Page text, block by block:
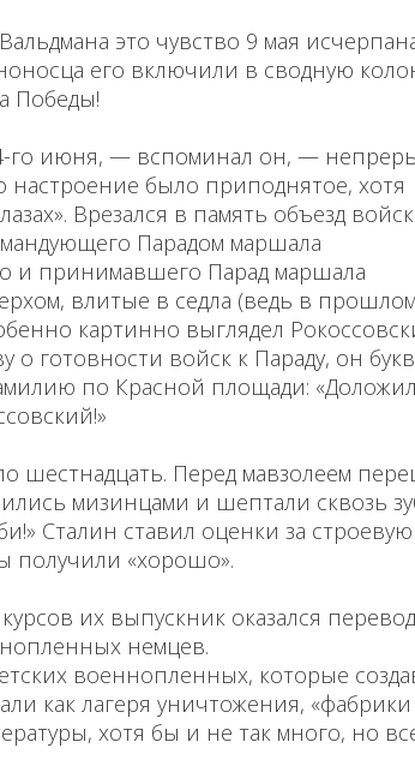
это чувство 9 мая
его включили в сводную
Победы!
го июня, — вспоминал он, —
настроение было приподнятое, хотя
Врезался в память объезд войск
Парадом маршала
и принимавшего Парад маршала
вли­тые в седла (ведь в
кар­тинно выглядел
о готов­ности войск к Параду, он
по Красной площади: «Доложил
шестнадцать. Перед мавзолеем
мизинцами и шептали сквозь
Сталин ставил оценки за
получили «хорошо».
их выпускник оказался
немцев.
военнопленных, которые
как лагеря уничтожения,
хотя бы и не так много, но